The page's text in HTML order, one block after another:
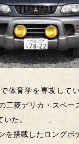
体育学を専攻して
三菱デリカ・スペー
いた。
を搭載したロングボ